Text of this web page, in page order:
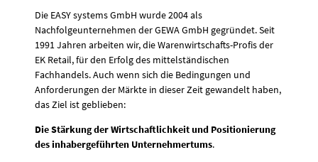
Die EASY systems GmbH wurde 2004 als
Nachfolgeunternehmen der GEWA GmbH gegründet. Seit
1991 Jahren arbeiten wir, die Warenwirtschafts-Profis der
EK Retail, für den Erfolg des mittelständischen
Fachhandels. Auch wenn sich die Bedingungen und
Anforderungen der Märkte in dieser Zeit gewandelt haben,
das Ziel ist geblieben:
Die Stärkung der Wirtschaftlichkeit und Positionierung
des inhabergeführten Unternehmertums.